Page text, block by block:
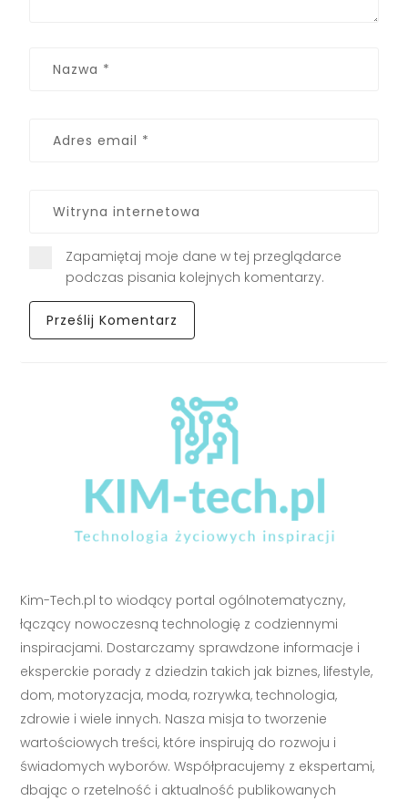
Zapamiętaj moje dane w tej przeglądarce
podczas pisania kolejnych komentarzy.
Kim-Tech.pl to wiodący portal ogólnotematyczny,
łączący nowoczesną technologię z codziennymi
inspiracjami. Dostarczamy sprawdzone informacje i
eksperckie porady z dziedzin takich jak biznes, lifestyle,
dom, motoryzacja, moda, rozrywka, technologia,
zdrowie i wiele innych. Nasza misja to tworzenie
wartościowych treści, które inspirują do rozwoju i
świadomych wyborów. Współpracujemy z ekspertami,
dbając o rzetelność i aktualność publikowanych